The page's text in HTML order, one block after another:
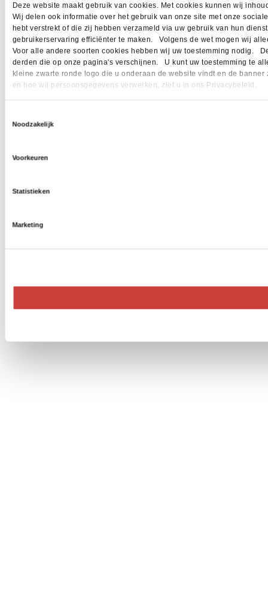
Deze website maakt gebruik van cookies. Met cookies kunnen wij
Wij delen ook informatie over het gebruik van onze site met onze
hebt verstrekt of die zij hebben verzameld via uw gebruik van hun
gebruikerservaring efficiënter te maken. Volgens de wet mogen wij
Voor alle andere soorten cookies hebben wij uw toestemming nodig.
derden die op onze pagina's verschijnen. U kunt uw toestemming te
kleine zwarte ronde logo die u onderaan de website vindt en de
en hoe wij persoonsgegevens verwerken, ziet u in ons Privacybeleid.
Noodzakelijk
Voorkeuren
Statistieken
Marketing